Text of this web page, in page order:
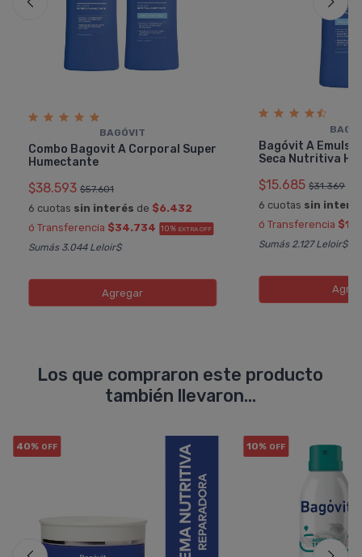
BAGÓVIT
Combo Bagovit A Corporal Super
Humectante
$38.593 $57.601
6 cuotas sin interés de $6.432
ó Transferencia $34.734 10% EXTRA OFF
Sumás 3.044 Leloir$
Agregar
Bagóvit A
Seca Nutritiva
$15.685 $31.369
6 cuotas sin
ó Transferencia
Sumás 2.127 Leloir$
Los que compraron este producto
también llevaron...
40% OFF 10% OFF